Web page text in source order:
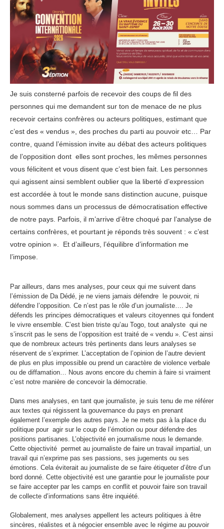
Je suis consterné parfois de recevoir des coups de fil des
personnes qui me demandent sur ton de menace de ne plus
recevoir certains confrères ou acteurs politiques, estimant que
c’est des « vendus », des proches du parti au pouvoir etc… Par
contre, quand l’émission invite au débat des acteurs politiques
de l’opposition dont elles sont proches, les mêmes personnes
vous félicitent et vous disent que c’est bien fait. Les personnes
qui agissent ainsi semblent oublier que la liberté d’expression
est accordée à tout le monde sans distinction aucune, puisque
nous sommes dans un processus de démocratisation effective
de notre pays. Parfois, il m’arrive d’être choqué par l’analyse de
certains confrères, et pourtant je réponds très souvent : « c’est
votre opinion ». Et d’ailleurs, l’équilibre d’information me
l’impose.
Par ailleurs, dans mes analyses, pour ceux qui me suivent dans
l’émission de Da Dédé, je ne viens jamais défendre le pouvoir, ni
défendre l’opposition. Ce n’est pas le rôle d’un journaliste…. Je
défends les principes démocratiques et valeurs citoyennes qui fondent
le vivre ensemble. C’est bien triste qu’au Togo, tout analyste qui ne
s’inscrit pas le sens de l’opposition est traité de « vendu ». C’est ainsi
que de nombreux acteurs très pertinents dans leurs analyses se
réservent de s’exprimer. L’acceptation de l’opinion de l’autre devient
de plus en plus impossible ou prend un caractère de violence verbale
ou de diffamation… Nous avons encore du chemin à faire si vraiment
c’est notre manière de concevoir la démocratie.
Dans mes analyses, en tant que journaliste, je suis tenu de me référer
aux textes qui régissent la gouvernance du pays en prenant
également l’exemple des autres pays. Je ne mets pas à la place du
politique pour agir sur le coup de l’émotion ou pour défendre des
positions partisanes. L’objectivité en journalisme nous le demande.
Cette objectivité permet au journaliste de faire un travail impartial, un
travail qui n’exprime pas ses passions, ses jugements ou ses
émotions. Cela éviterait au journaliste de se faire étiqueter d’être d’un
bord donné. Cette objectivité est une garantie pour le journaliste pour
se faire accepter par les camps en conflit et pouvoir faire son travail
de collecte d’informations sans être inquiété.
Globalement, mes analyses appellent les acteurs politiques à être
sincères, réalistes et à négocier ensemble avec le régime au pouvoir